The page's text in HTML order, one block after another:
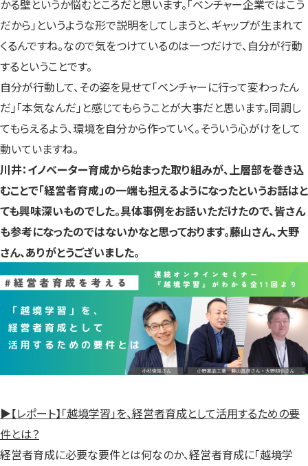
かる壁というか悩むところだと思います。「ベンチャー企業ではこう
だから」というような形で説明をしてしまうと、ギャップが生まれて
くるんですね。なので気をつけているのは一つだけで、自分が行動
するということです。
自分が行動して、その姿を見せて「ベンチャーに行って変わったん
だ」「本気なんだ」と感じてもらうことが大事だと思います。同調し
てもらえるよう、環境を自分から作っていく。そういう心がけをして
動いていますね。
川井：イノベーター育成から始まった取り組みが、上層部を巻き込
むことで「経営者育成」の一端も担えるようになったというお話はと
ても興味深いものでした。具体事例をお話いただけたので、皆さん
も参考になったのではないかなと思っております。藤山さん、大野
さん、ありがとうございました。
▶【レポート】「越境学習」を、経営者育成として活用するための要
件とは？
経営者育成に必要な要件とは何なのか、経営者育成に「越境学